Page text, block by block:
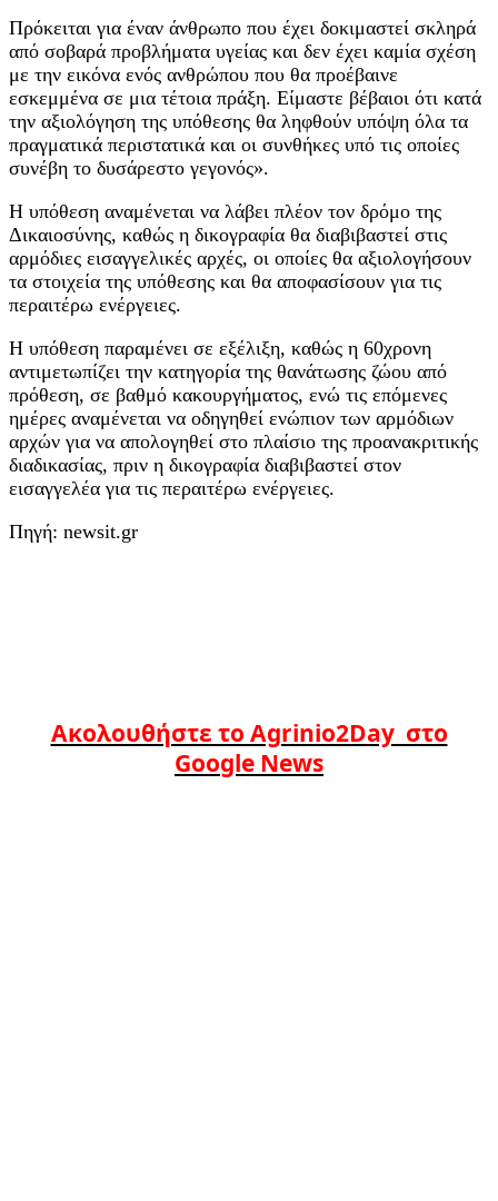
Πρόκειται για έναν άνθρωπο που έχει δοκιμαστεί σκληρά
από σοβαρά προβλήματα υγείας και δεν έχει καμία σχέση
με την εικόνα ενός ανθρώπου που θα προέβαινε
εσκεμμένα σε μια τέτοια πράξη. Είμαστε βέβαιοι ότι κατά
την αξιολόγηση της υπόθεσης θα ληφθούν υπόψη όλα τα
πραγματικά περιστατικά και οι συνθήκες υπό τις οποίες
συνέβη το δυσάρεστο γεγονός».
Η υπόθεση αναμένεται να λάβει πλέον τον δρόμο της
Δικαιοσύνης, καθώς η δικογραφία θα διαβιβαστεί στις
αρμόδιες εισαγγελικές αρχές, οι οποίες θα αξιολογήσουν
τα στοιχεία της υπόθεσης και θα αποφασίσουν για τις
περαιτέρω ενέργειες.
Η υπόθεση παραμένει σε εξέλιξη, καθώς η 60χρονη
αντιμετωπίζει την κατηγορία της θανάτωσης ζώου από
πρόθεση, σε βαθμό κακουργήματος, ενώ τις επόμενες
ημέρες αναμένεται να οδηγηθεί ενώπιον των αρμόδιων
αρχών για να απολογηθεί στο πλαίσιο της προανακριτικής
διαδικασίας, πριν η δικογραφία διαβιβαστεί στον
εισαγγελέα για τις περαιτέρω ενέργειες.
Πηγή: newsit.gr
Ακολουθήστε το Agrinio2Day στο
Google News